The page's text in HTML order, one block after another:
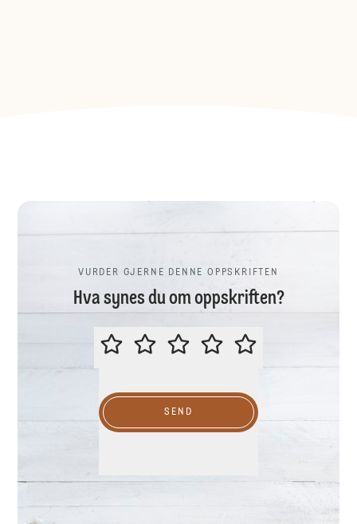
VURDER GJERNE DENNE OPPSKRIFTEN
Hva synes du om oppskriften?
VURDER GJERNE DENNE
SEND